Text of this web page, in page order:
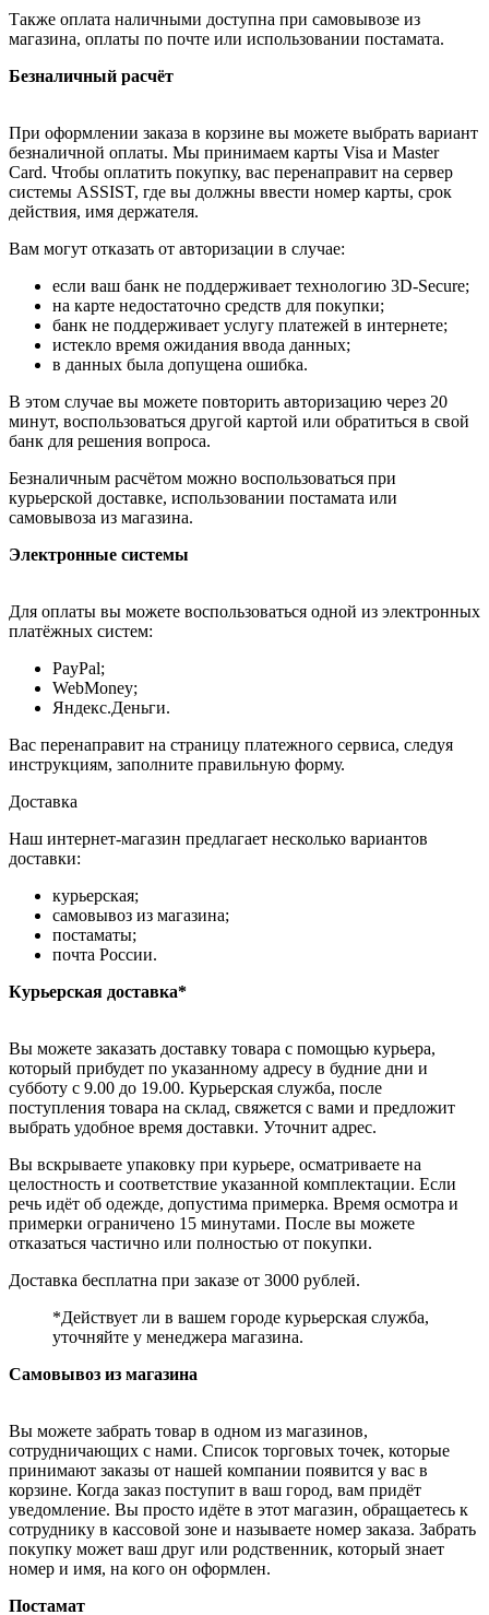
Также оплата наличными доступна при самовывозе из
магазина, оплаты по почте или использовании постамата.
Безналичный расчёт
При оформлении заказа в корзине вы можете выбрать вариант
безналичной оплаты. Мы принимаем карты Visa и Master
Card. Чтобы оплатить покупку, вас перенаправит на сервер
системы ASSIST, где вы должны ввести номер карты, срок
действия, имя держателя.
Вам могут отказать от авторизации в случае:
если ваш банк не поддерживает технологию 3D-Secure;
на карте недостаточно средств для покупки;
банк не поддерживает услугу платежей в интернете;
истекло время ожидания ввода данных;
в данных была допущена ошибка.
В этом случае вы можете повторить авторизацию через 20
минут, воспользоваться другой картой или обратиться в свой
банк для решения вопроса.
Безналичным расчётом можно воспользоваться при
курьерской доставке, использовании постамата или
самовывоза из магазина.
Электронные системы
Для оплаты вы можете воспользоваться одной из электронных
платёжных систем:
PayPal;
WebMoney;
Яндекс.Деньги.
Вас перенаправит на страницу платежного сервиса, следуя
инструкциям, заполните правильную форму.
Доставка
Наш интернет-магазин предлагает несколько вариантов
доставки:
курьерская;
самовывоз из магазина;
постаматы;
почта России.
Курьерская доставка*
Вы можете заказать доставку товара с помощью курьера,
который прибудет по указанному адресу в будние дни и
субботу с 9.00 до 19.00. Курьерская служба, после
поступления товара на склад, свяжется с вами и предложит
выбрать удобное время доставки. Уточнит адрес.
Вы вскрываете упаковку при курьере, осматриваете на
целостность и соответствие указанной комплектации. Если
речь идёт об одежде, допустима примерка. Время осмотра и
примерки ограничено 15 минутами. После вы можете
отказаться частично или полностью от покупки.
Доставка бесплатна при заказе от 3000 рублей.
*Действует ли в вашем городе курьерская служба,
уточняйте у менеджера магазина.
Самовывоз из магазина
Вы можете забрать товар в одном из магазинов,
сотрудничающих с нами. Список торговых точек, которые
принимают заказы от нашей компании появится у вас в
корзине. Когда заказ поступит в ваш город, вам придёт
уведомление. Вы просто идёте в этот магазин, обращаетесь к
сотруднику в кассовой зоне и называете номер заказа. Забрать
покупку может ваш друг или родственник, который знает
номер и имя, на кого он оформлен.
Постамат